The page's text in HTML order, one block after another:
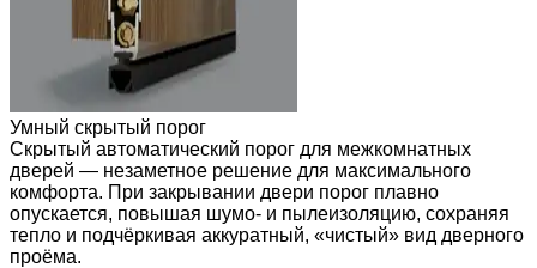
Умный скрытый порог
Скрытый автоматический порог для межкомнатных
дверей — незаметное решение для максимального
комфорта. При закрывании двери порог плавно
опускается, повышая шумо- и пылеизоляцию, сохраняя
тепло и подчёркивая аккуратный, «чистый» вид дверного
проёма.